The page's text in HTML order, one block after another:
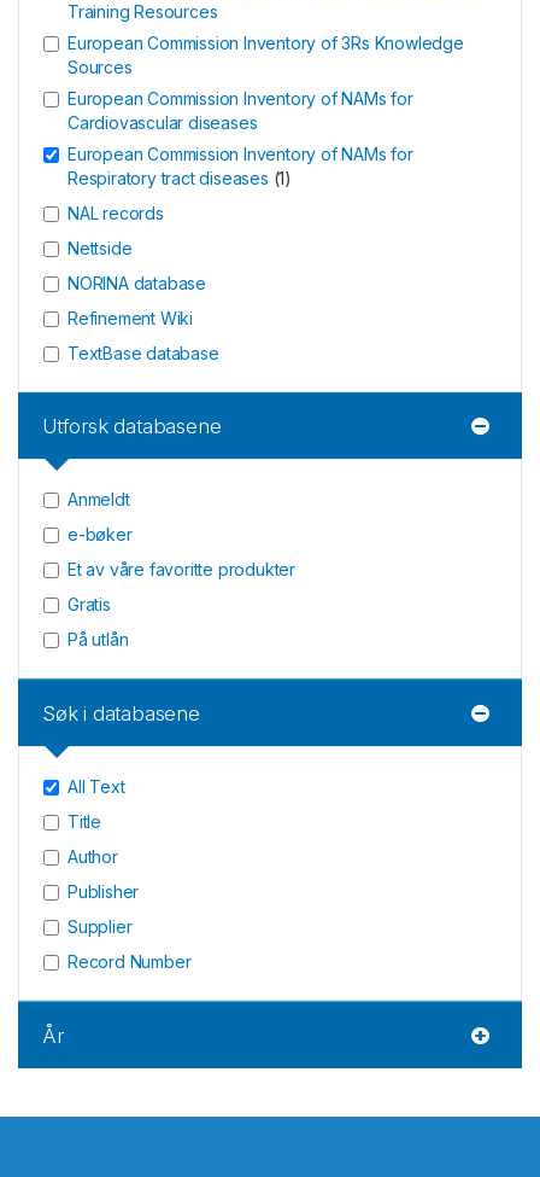
Training Resources
European Commission Inventory of 3Rs Knowledge
Sources
European Commission Inventory of NAMs for
Cardiovascular diseases
European Commission Inventory of NAMs for
Respiratory tract diseases (1)
NAL records
Nettside
NORINA database
Refinement Wiki
TextBase database
Utforsk databasene
Anmeldt
e-bøker
Et av våre favoritte produkter
Gratis
På utlån
Søk i databasene
All Text
Title
Author
Publisher
Supplier
Record Number
År